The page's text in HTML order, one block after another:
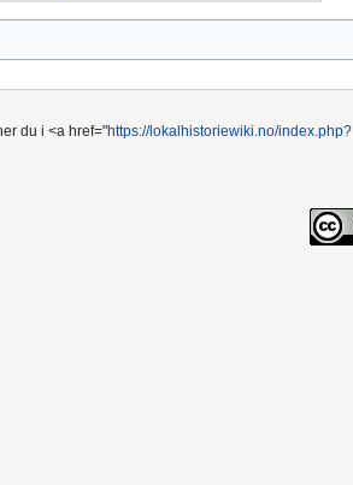
du i <a href="https://lokalhistoriewiki.no/index.php?